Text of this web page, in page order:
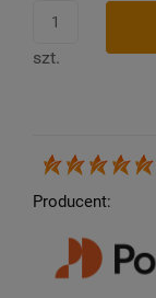
szt.
Producent: